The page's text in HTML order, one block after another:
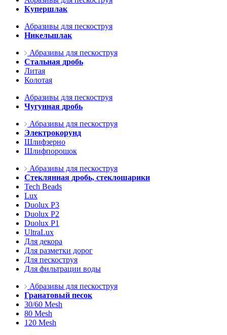
Купершлак
Абразивы для пескоструя
Никельшлак
Абразивы для пескоструя
Стальная дробь
Литая
Колотая
Абразивы для пескоструя
Чугунная дробь
Абразивы для пескоструя
Электрокорунд
Шлифзерно
Шлифпорошок
Абразивы для пескоструя
Стеклянная дробь, стеклошарики
Tech Beads
Lux
Duolux P3
Duolux P2
Duolux P1
UltraLux
Для декора
Для разметки дорог
Для пескоструя
Для фильтрации воды
Абразивы для пескоструя
Гранатовый песок
30/60 Mesh
80 Mesh
120 Mesh